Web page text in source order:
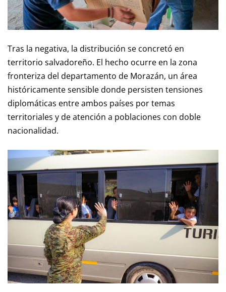
Tras la negativa, la distribución se concretó en
territorio salvadoreño. El hecho ocurre en la zona
fronteriza del departamento de Morazán, un área
históricamente sensible donde persisten tensiones
diplomáticas entre ambos países por temas
territoriales y de atención a poblaciones con doble
nacionalidad.